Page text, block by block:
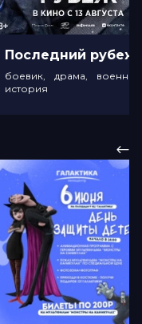
боевик, драма,
история